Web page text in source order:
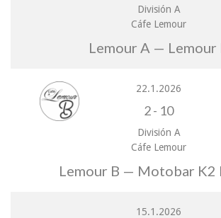
División A
Cáfe Lemour
Lemour A — Lemour
22.1.2026
2- 10
División A
Cáfe Lemour
Lemour B — Motobar K2
15.1.2026